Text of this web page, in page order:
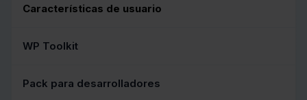
Características de usuario
WP Toolkit
Pack para desarrolladores